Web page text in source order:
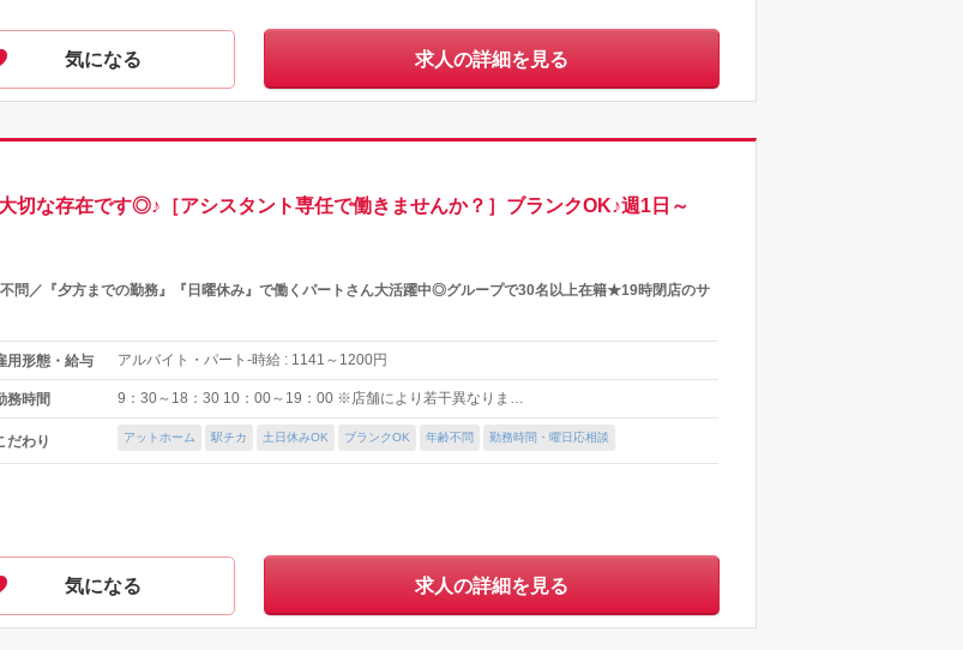
気になる 求人の詳細を見る
切な存在です◎♪［アシスタント専任で働きませんか？］ブランクOK♪週1日～
問／『夕方までの勤務』『日曜休み』で働くパートさん大活躍中◎グループで30名以上在籍★19時閉店のサ
用形態・給与 アルバイト・パート-時給 : 1141 ～ 1200円
務時間 9：30～18：30 10：00～19：00 ※店舗により若干異なりま…
だわり アットホーム 駅チカ 土日休みOK ブランクOK 年齢不問 勤務時間・曜日応相談
気になる 求人の詳細を見る